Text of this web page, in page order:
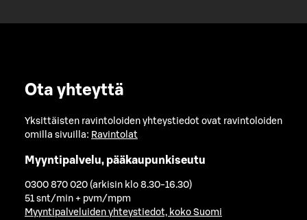
Ota yhteyttä
Yksittäisten ravintoloiden yhteystiedot ovat ravintoloiden
omilla sivuilla: Ravintolat
Myyntipalvelu, pääkaupunkiseutu
0300 870 020 (arkisin klo 8.30-16.30)
51 snt/min + pvm/mpm
Myyntipalveluiden yhteystiedot, koko Suomi